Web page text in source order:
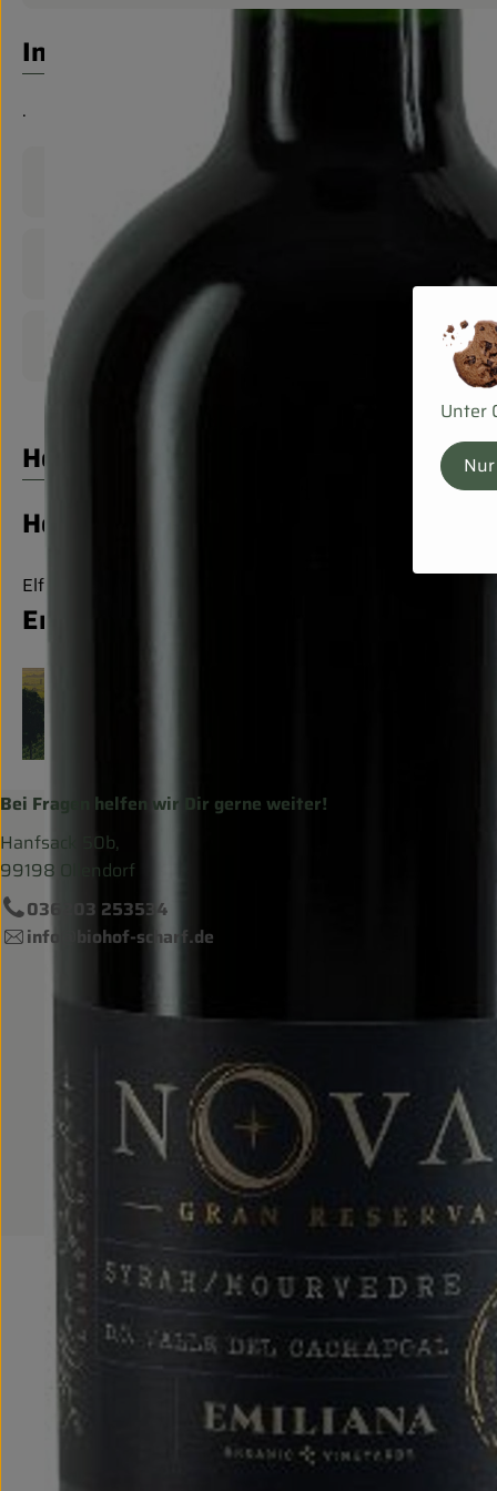
Info
.
Produktinformationen
Zutaten
Produktdatenblatt
Herkunft
Hersteller: EML
Elfenbeinküste
Emiliana
Bei Fragen helfen wir Dir gerne weiter!
Hanfsack 50b,
99198 Ollendorf
036203 253534
info@biohof-scharf.de
Unter